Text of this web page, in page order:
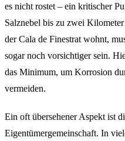
es nicht rostet – ein kritischer
Salznebel bis zu zwei
der Cala de Finestrat wohnt,
sogar noch vorsichtiger sein.
das Minimum, um Korrosion
vermeiden.
Ein oft übersehener Aspekt ist
Eigentümergemeinschaft. In